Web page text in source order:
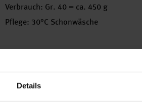
Details
Verbrauch: Gr. 40 = ca. 450 g
Pflege: 30°C Schonwäsche